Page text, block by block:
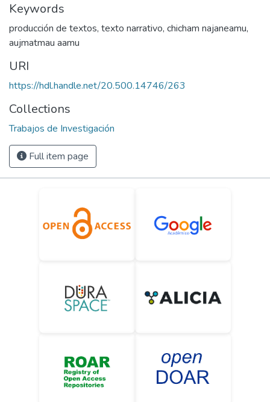
Keywords
producción de textos, texto narrativo, chicham najaneamu,
aujmatmau aamu
URI
https://hdl.handle.net/20.500.14746/263
Collections
Trabajos de Investigación
Full item page